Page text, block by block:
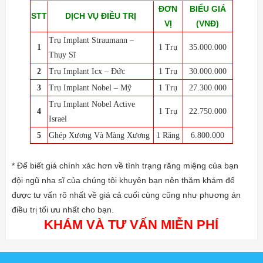
STT DỊCH VỤ ĐIỀU TRỊ
ĐƠN
VỊ
BIỂU GIÁ
(VNĐ)
1
Trụ Implant Straumann –
Thụy Sĩ
1 Trụ 35.000.000
2 Trụ Implant Icx – Đức 1 Trụ
30.000.000
3
Trụ Implant Nobel – Mỹ 1 Trụ 27.300.000
4
Trụ Implant Nobel Active
Israel
1 Trụ 22.750.000
5 Ghép Xương Và Màng Xương 1 Răng 6.800.000
* Để biết giá chính xác hơn về tình trạng răng miệng của bạn
đội ngũ nha sĩ của chúng tôi khuyên bạn nên thăm khám để
được tư vấn rõ nhất về giá cả cuối cùng cũng như phương án
điều trị tối ưu nhất cho bạn.
KHÁM VÀ TƯ VẤN MIỄN PHÍ